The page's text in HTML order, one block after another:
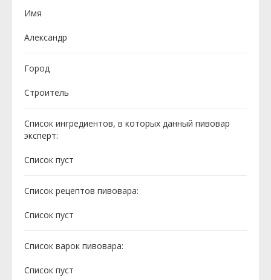
Имя
Александр
Город
Строитель
Список ингредиентов, в которых данный пивовар
эксперт:
Cписок пуст
Список рецептов пивовара:
Cписок пуст
Список варок пивовара:
Cписок пуст